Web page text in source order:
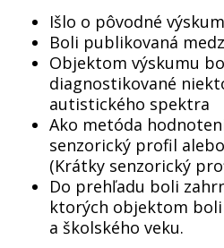
Išlo o pôvodné
Boli publikovaná
Objektom výskumu
diagnostikované
autistického spektra
Ako metóda
senzorický profil
(Krátky senzorický
Do prehľadu boli
ktorých objektom
a školského veku.